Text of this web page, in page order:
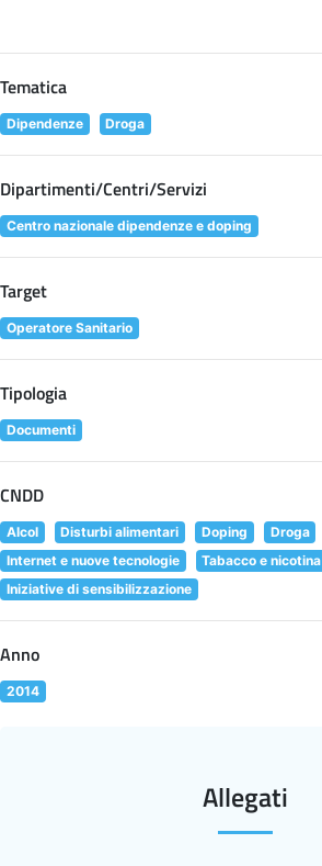
Tematica
Dipendenze Droga
Dipartimenti/Centri/Servizi
Centro nazionale dipendenze e doping
Target
Operatore Sanitario
Tipologia
Documenti
CNDD
Alcol Disturbi alimentari Doping Droga
Internet e nuove tecnologie
Tabacco e nicotina
Iniziative di sensibilizzazione
Anno
2014
Allegati